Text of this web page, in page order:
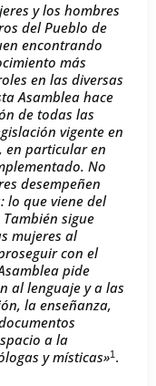
y los hombres
del Pueblo de
encontrando
más
en las diversas
Asamblea hace
de todas las
vigente en
en particular en
No
desempeñen
lo que viene del
sigue
mujeres al
con el
pide
al lenguaje y a las
la enseñanza,
a la
y místicas»1 .